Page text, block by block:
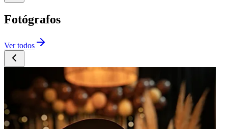
Fotógrafos
Ver todos